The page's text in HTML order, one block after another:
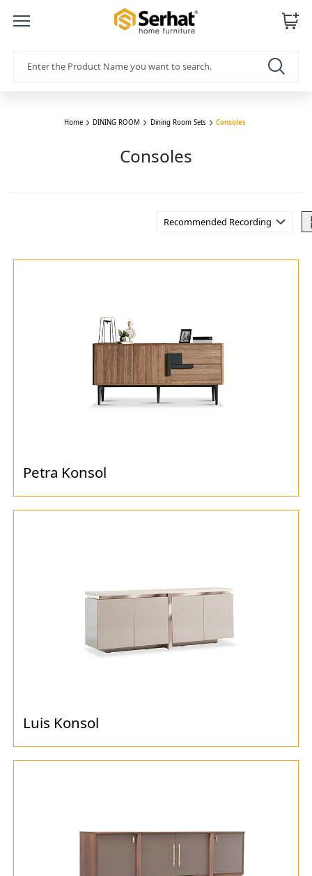
Home DINING ROOM Dining Room Sets Consoles
Consoles
Recommended Recording
Petra Konsol
Luis Konsol